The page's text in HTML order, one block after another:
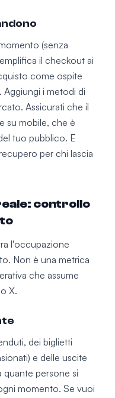
(senza
il checkout ai
come ospite
Aggiungi i metodi di
Assicurati che il
su mobile, che è
tuo pubblico. E
per chi lascia
controllo
l'occupazione
Non è una metrica
che assume
X.
dei biglietti
e delle uscite
quante persone si
momento. Se vuoi